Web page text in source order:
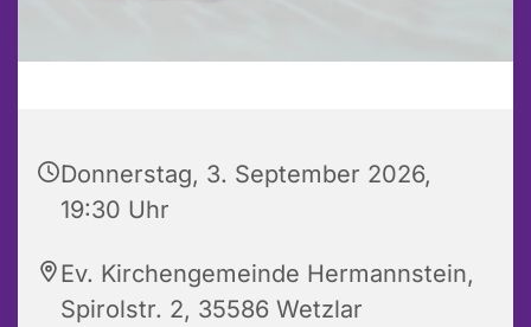
Donnerstag, 3. September 2026,
19:30 Uhr
Ev. Kirchengemeinde Hermannstein,
Spirolstr. 2, 35586 Wetzlar